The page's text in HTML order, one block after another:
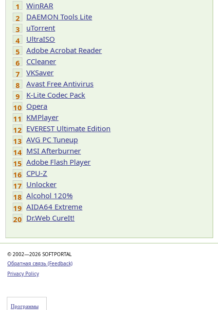
1
WinRAR
2
DAEMON Tools Lite
3
uTorrent
4
UltraISO
5
Adobe Acrobat Reader
6
CCleaner
7
VKSaver
8
Avast Free Antivirus
9
K-Lite Codec Pack
10 Opera
11 KMPlayer
12 EVEREST Ultimate Edition
13 AVG PC Tuneup
14 MSI Afterburner
15 Adobe Flash Player
16 CPU-Z
17 Unlocker
18 Alcohol 120%
19 AIDA64 Extreme
20 Dr.Web CureIt!
© 2002—2026 SOFTPORTAL
Обратная связь (Feedback)
Privacy Policy
Программы